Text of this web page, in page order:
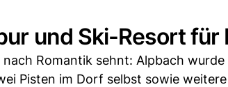
und Ski-Resort für
nach Romantik sehnt: Alpbach
Pisten im Dorf selbst sowie